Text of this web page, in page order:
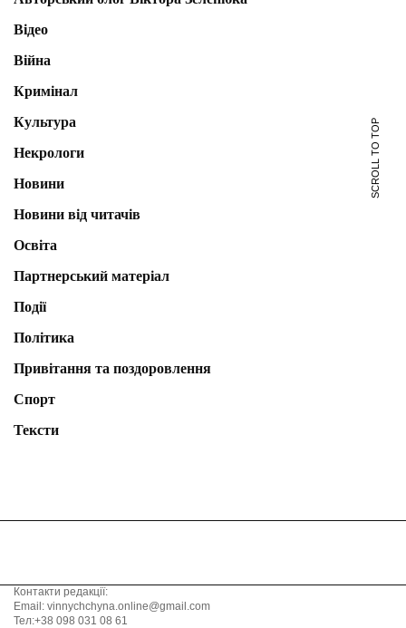
Відео
Війна
Кримінал
Культура
Некрологи
Новини
Новини від читачів
Освіта
Партнерський матеріал
Події
Політика
Привітання та поздоровлення
Спорт
Тексти
SCROLL TO TOP
Контакти редакції:
Email: vinnychchyna.online@gmail.com
Тел:+38 098 031 08 61